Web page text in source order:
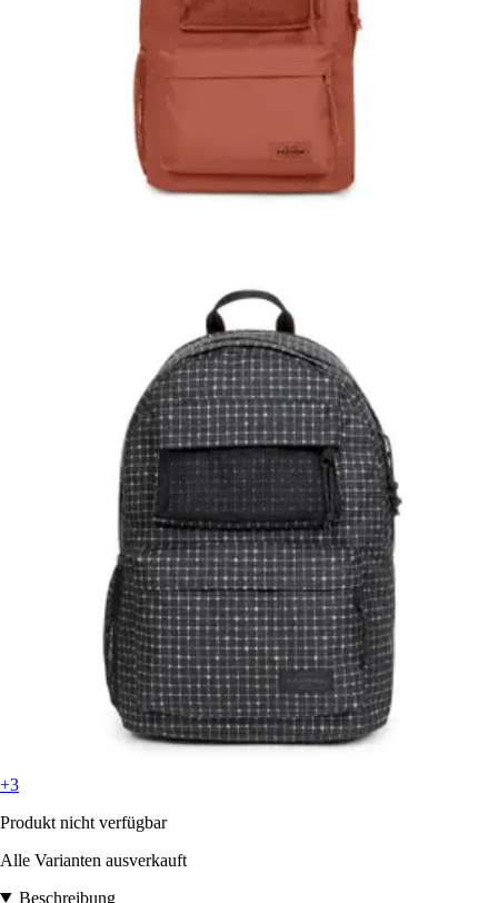
+3
Produkt nicht verfügbar
Alle Varianten ausverkauft
Beschreibung